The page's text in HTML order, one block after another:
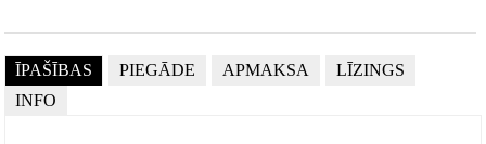
ĪPAŠĪBAS PIEGĀDE APMAKSA
LĪZINGS
INFO